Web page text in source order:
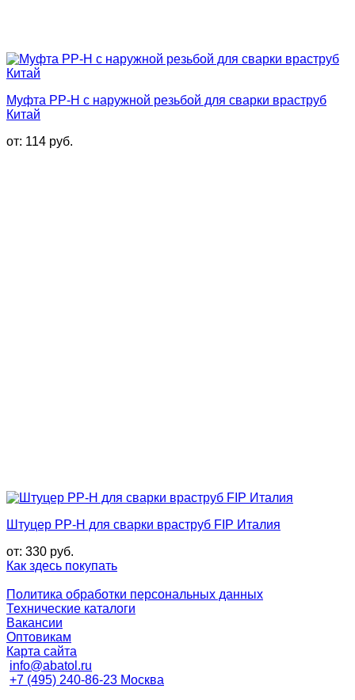
Муфта PP-H с наружной резьбой для сварки враструб
Китай
от: 114 руб.
Штуцер PP-H для сварки враструб FIP Италия
от: 330 руб.
Как здесь покупать
Политика обработки персональных данных
Технические каталоги
Вакансии
Оптовикам
Карта сайта
info@abatol.ru
+7 (495) 240-86-23 Москва